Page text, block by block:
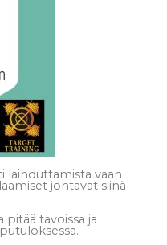
laihduttamista vaan
johtavat siinä
tavoissa ja